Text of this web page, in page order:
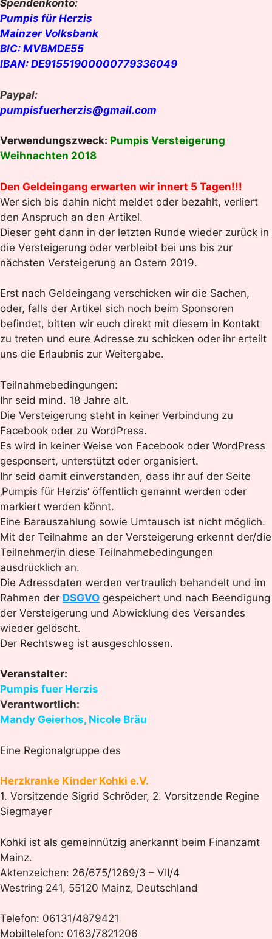
Spendenkonto:
Pumpis für Herzis
Mainzer Volksbank
BIC: MVBMDE55
IBAN: DE91551900000779336049
Paypal:
pumpisfuerherzis@gmail.com
Verwendungszweck: Pumpis Versteigerung
Weihnachten 2018
Den Geldeingang erwarten wir innert 5 Tagen!!!
Wer sich bis dahin nicht meldet oder bezahlt, verliert
den Anspruch an den Artikel.
Dieser geht dann in der letzten Runde wieder zurück in
die Versteigerung oder verbleibt bei uns bis zur
nächsten Versteigerung an Ostern 2019.
Erst nach Geldeingang verschicken wir die Sachen,
oder, falls der Artikel sich noch beim Sponsoren
befindet, bitten wir euch direkt mit diesem in Kontakt
zu treten und eure Adresse zu schicken oder ihr erteilt
uns die Erlaubnis zur Weitergabe.
Teilnahmebedingungen:
Ihr seid mind. 18 Jahre alt.
Die Versteigerung steht in keiner Verbindung zu
Facebook oder zu WordPress.
Es wird in keiner Weise von Facebook oder WordPress
gesponsert, unterstützt oder organisiert.
Ihr seid damit einverstanden, dass ihr auf der Seite
‚Pumpis für Herzis‘ öffentlich genannt werden oder
markiert werden könnt.
Eine Barauszahlung sowie Umtausch ist nicht möglich.
Mit der Teilnahme an der Versteigerung erkennt der/die
Teilnehmer/in diese Teilnahmebedingungen
ausdrücklich an.
Die Adressdaten werden vertraulich behandelt und im
Rahmen der DSGVO gespeichert und nach Beendigung
der Versteigerung und Abwicklung des Versandes
wieder gelöscht.
Der Rechtsweg ist ausgeschlossen.
Veranstalter:
Pumpis fuer Herzis
Verantwortlich:
Mandy Geierhos, Nicole Bräu
Eine Regionalgruppe des
Herzkranke Kinder Kohki e.V.
1. Vorsitzende Sigrid Schröder, 2. Vorsitzende Regine
Siegmayer
Kohki ist als gemeinnützig anerkannt beim Finanzamt
Mainz.
Aktenzeichen: 26/675/1269/3 – VII/4
Westring 241, 55120 Mainz, Deutschland
Telefon: 06131/4879421
Mobiltelefon: 0163/7821206